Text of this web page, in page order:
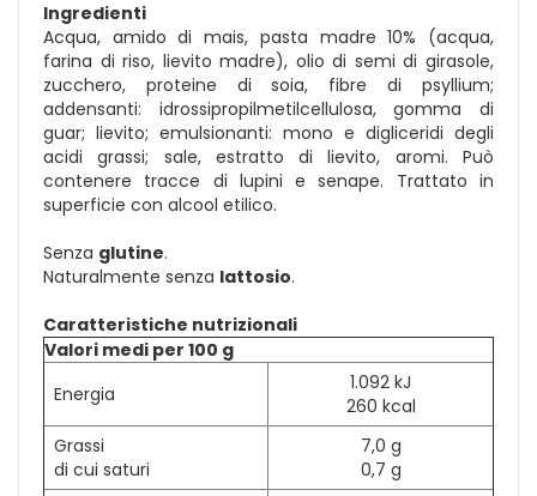
Ingredienti
Acqua, amido di mais, pasta madre 10% (acqua,
farina di riso, lievito madre), olio di semi di girasole,
zucchero, proteine di soia, fibre di psyllium;
addensanti: idrossipropilmetilcellulosa, gomma di
guar; lievito; emulsionanti: mono e digliceridi degli
acidi grassi; sale, estratto di lievito, aromi. Può
contenere tracce di lupini e senape. Trattato in
superficie con alcool etilico.
Senza glutine.
Naturalmente senza lattosio.
Caratteristiche nutrizionali
Valori medi per 100 g
Energia
1.092 kJ
260 kcal
Grassi
di cui saturi
7,0 g
0,7 g